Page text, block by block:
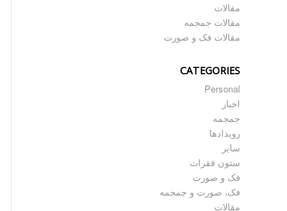
مقالات
مقالات جمجمه
مقالات فک و صورت
CATEGORIES
Personal
اخبار
جمجمه
رویدادها
سایر
ستون فقرات
فک و صورت
فک، صورت و جمجمه
مقالات